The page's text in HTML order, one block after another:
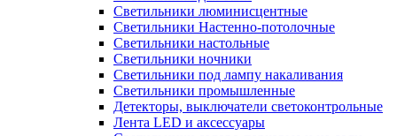
Светильники люминисцентные
Светильники Настенно-потолочные
Светильники настольные
Светильники ночники
Светильники под лампу накаливания
Светильники промышленные
Детекторы, выключатели светоконтрольные
Лента LED и аксессуары